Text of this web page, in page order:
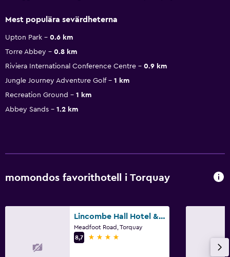
Mest populära sevärdheterna
Upton Park
0.6 km
Torre Abbey
0.8 km
Riviera International Conference Centre
0.9 km
Jungle Journey Adventure Golf
1 km
Recreation Ground
1 km
Abbey Sands
1.2 km
momondos favorithotell i Torquay
Lincombe Hall Hotel & Spa - Just for Adults
Meadfoot Road, Torquay
8,7
4 stjärnor